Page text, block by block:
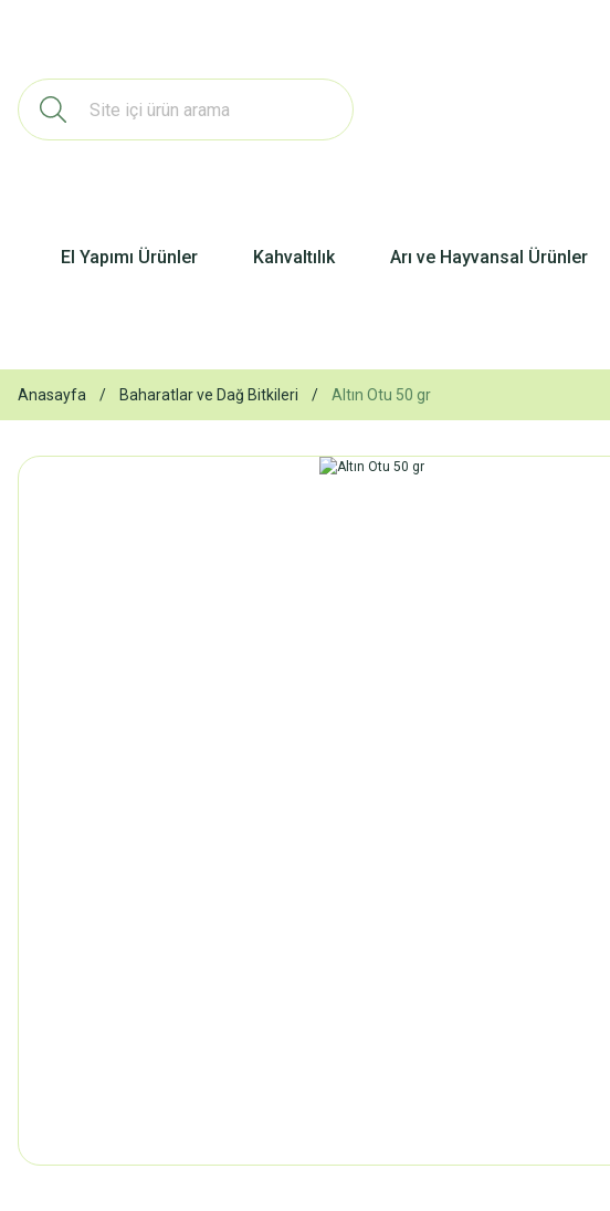
El Yapımı Ürünler Kahvaltılık Arı ve Hayvansal Ürünler
Anasayfa Baharatlar ve Dağ Bitkileri Altın Otu 50 gr